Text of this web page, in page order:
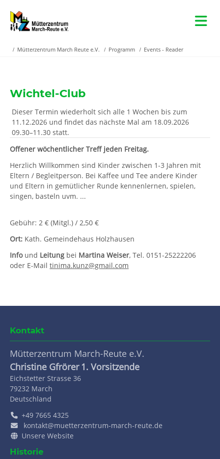
Mütterzentrum March Reute e.V. Programm Events - Reader
Wichtel-Club
Dieser Termin wiederholt sich alle 1 Wochen bis zum
11.12.2026 und findet das nächste Mal am 18.09.2026
09.30–11.30 statt.
Offener wöchentlicher Treff jeden Freitag.
Herzlich Willkommen sind Kinder zwischen 1-3 Jahren mit
Eltern / Begleitperson. Bei Kaffee und Tee andere Kinder
und Eltern in gemütlicher Runde kennenlernen, spielen,
singen, basteln uvm. ...
Gebühr: 2 € (Mitgl.) / 2,50 €
Ort: Kath. Gemeindehaus Holzhausen
Infound Leitung bei Martina Weiser, Tel. 0151-25222206
oder E-Mail tinima.kunz@gmail.com
Kontakt
Mütterzentrum March-Reute e.V.
Christine Gfrörer 1. Vorsitzende
Eichstetter Strasse 36
79232 March
Deutschland
+49 7665 4325
kontakt@muetterzentrum-march-reute.de
Unsere Website
Historie